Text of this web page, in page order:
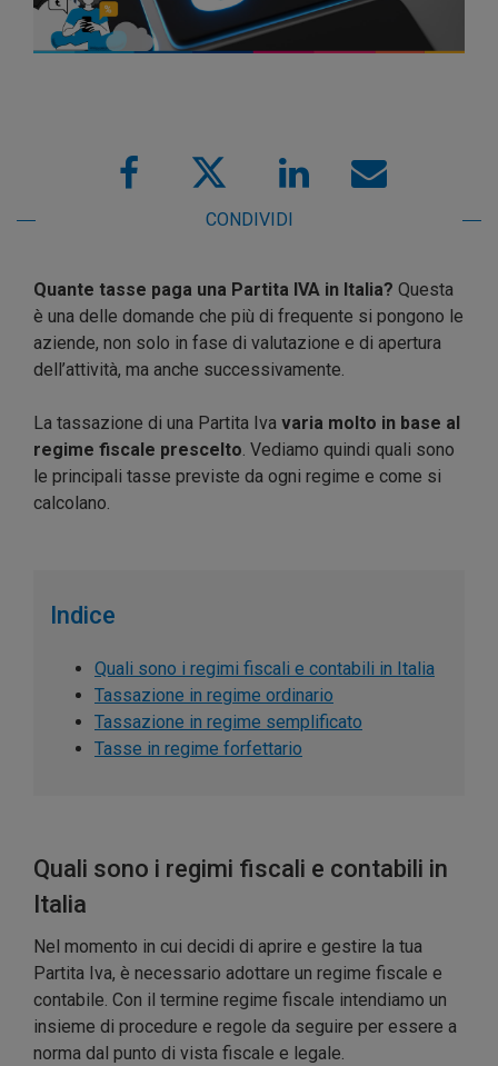
CONDIVIDI
Quante tasse paga una Partita IVA in Italia? Questa
è una delle domande che più di frequente si pongono le
aziende, non solo in fase di valutazione e di apertura
dell’attività, ma anche successivamente.
La tassazione di una Partita Iva varia molto in base al
regime fiscale prescelto. Vediamo quindi quali sono
le principali tasse previste da ogni regime e come si
calcolano.
Indice
Quali sono i regimi fiscali e contabili in Italia
Tassazione in regime ordinario
Tassazione in regime semplificato
Tasse in regime forfettario
Quali sono i regimi fiscali e contabili in
Italia
Nel momento in cui decidi di aprire e gestire la tua
Partita Iva, è necessario adottare un regime fiscale e
contabile. Con il termine regime fiscale intendiamo un
insieme di procedure e regole da seguire per essere a
norma dal punto di vista fiscale e legale.